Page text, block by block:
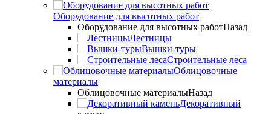
Оборудование для высотных работ
Оборудование для высотных работНазад
Лестницы
Вышки-туры
Строительные леса
Облицовочные
материалы
Облицовочные материалыНазад
Декоративный